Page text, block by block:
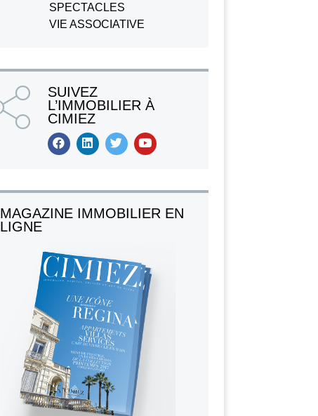
SPECTACLES
VIE ASSOCIATIVE
SUIVEZ
L’IMMOBILIER À
CIMIEZ
MAGAZINE IMMOBILIER EN
LIGNE